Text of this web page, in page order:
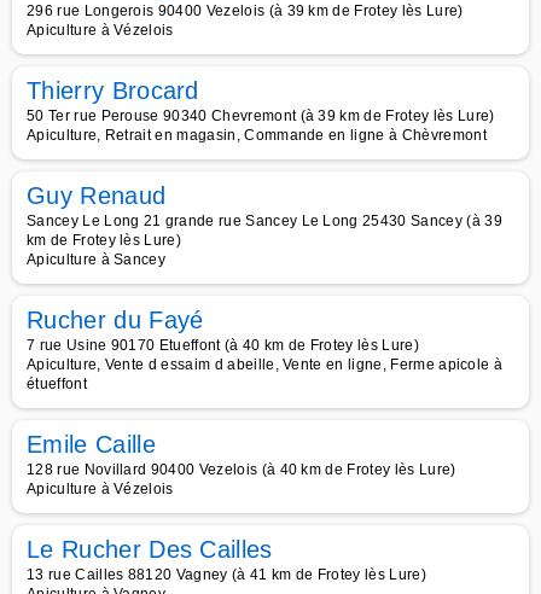
296 rue Longerois 90400 Vezelois (à 39 km de Frotey lès Lure)
Apiculture à Vézelois
Thierry Brocard
50 Ter rue Perouse 90340 Chevremont (à 39 km de Frotey lès Lure)
Apiculture, Retrait en magasin, Commande en ligne à Chèvremont
Guy Renaud
Sancey Le Long 21 grande rue Sancey Le Long 25430 Sancey (à 39
km de Frotey lès Lure)
Apiculture à Sancey
Rucher du Fayé
7 rue Usine 90170 Etueffont (à 40 km de Frotey lès Lure)
Apiculture, Vente d essaim d abeille, Vente en ligne, Ferme apicole à
étueffont
Emile Caille
128 rue Novillard 90400 Vezelois (à 40 km de Frotey lès Lure)
Apiculture à Vézelois
Le Rucher Des Cailles
13 rue Cailles 88120 Vagney (à 41 km de Frotey lès Lure)